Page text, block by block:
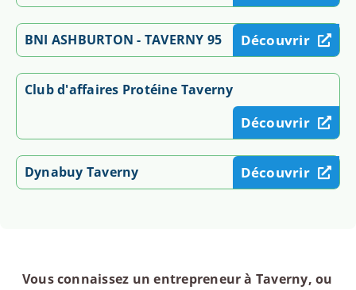
BNI ASHBURTON - TAVERNY 95 Découvrir
Club d'affaires Protéine Taverny
Découvrir
Dynabuy Taverny Découvrir
Vous connaissez un entrepreneur à Taverny, ou